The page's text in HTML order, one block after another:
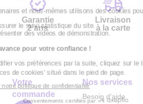
Garantie
2 ans
Livraison
à la carte
Votre
commande
Nos services
Besoin d'aide